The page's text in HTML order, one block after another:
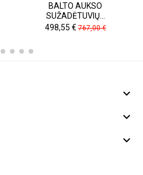
BALTO AUKSO
SUŽADĖTUVIŲ...
Kaina
498,55 €Pradinė
767,00 €


